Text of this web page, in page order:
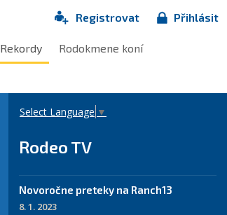
Registrovat Přihlásit
Rekordy Rodokmene koní
Select Language ▼
Rodeo TV
Novoročne preteky na Ranch13
8. 1. 2023